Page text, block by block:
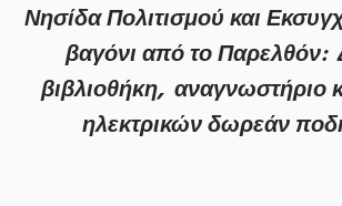
Νησίδα Πολιτισμού και
βαγόνι από το Παρελθόν:
βιβλιοθήκη, αναγνωστήριο
ηλεκτρικών δωρεάν